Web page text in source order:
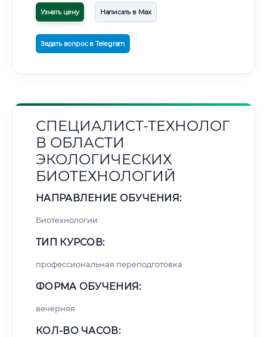
Узнать цену Написать в Max
Задать вопрос в Telegram
СПЕЦИАЛИСТ-ТЕХНОЛОГ
В ОБЛАСТИ
ЭКОЛОГИЧЕСКИХ
БИОТЕХНОЛОГИЙ
НАПРАВЛЕНИЕ ОБУЧЕНИЯ:
Биотехнологии
ТИП КУРСОВ:
профессиональная переподготовка
ФОРМА ОБУЧЕНИЯ:
вечерняя
КОЛ-ВО ЧАСОВ: